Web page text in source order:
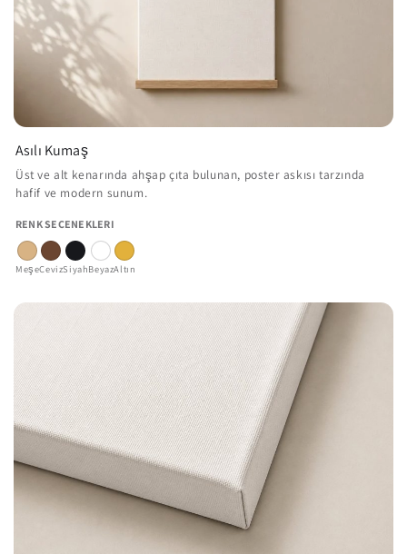
Asılı Kumaş
Üst ve alt kenarında ahşap çıta bulunan, poster askısı tarzında
hafif ve modern sunum.
RENK SEÇENEKLERI
MeşeCevizSiyahBeyazAltın